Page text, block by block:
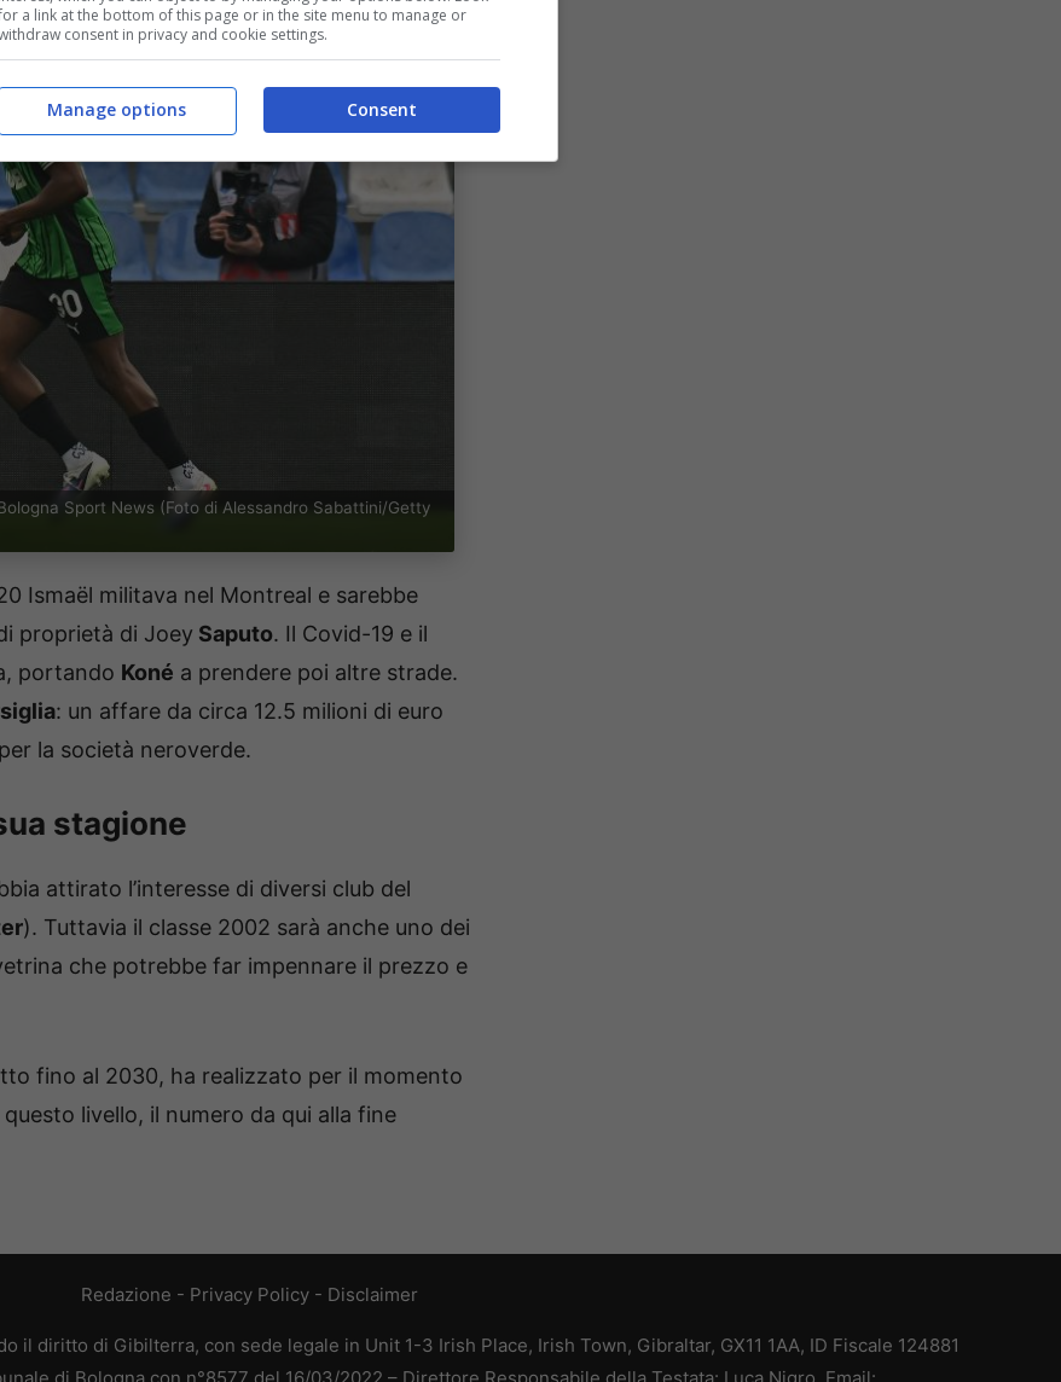
Sport News (Foto di Alessandro Sabattini/Getty
Ismaël militava nel Montreal e sarebbe
proprietà di Joey Saputo. Il Covid-19 e il
portando Koné a prendere poi altre strade.
: un affare da circa 12.5 milioni di euro
la società neroverde.
stagione
attirato l’interesse di diversi club del
). Tuttavia il classe 2002 sarà anche uno dei
che potrebbe far impennare il prezzo e
fino al 2030, ha realizzato per il momento
livello, il numero da qui alla fine
Redazione - Privacy Policy- Disclaimer
il diritto di Gibilterra, con sede legale in Unit 1-3 Irish Place, Irish Town, Gibraltar, GX11 1AA, ID Fiscale 124881
a link at the bottom of this page or in the site menu to manage or
consent in privacy and cookie settings.
Consent
Manage options